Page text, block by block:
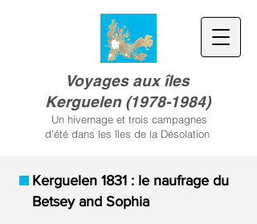
Voyages aux îles
Kerguelen (1978-1984)
Un hivernage et trois campagnes
d'été dans les îles de la Désolation
Kerguelen 1831 : le naufrage du
Betsey and Sophia